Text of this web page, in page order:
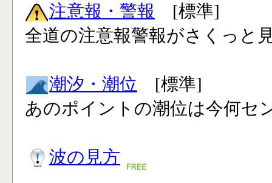
注意報・警報 [標準]
全道の注意報警報がさくっと
潮汐・潮位 [標準]
あのポイントの潮位は今何セ
波の見方